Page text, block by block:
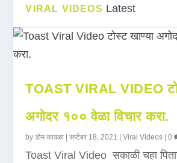
VIRAL VIDEOS Latest
TOAST VIRAL VIDEO
अगोदर १०० वेळा विचार करा.
byडोम कावळा |सप्टेंबर 18, 2021 |Viral Videos |0
Toast Viral Video सकाळी चहा